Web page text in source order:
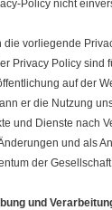
Policy nicht
die vorliegende
Privacy Policy sind
auf der
er die Nutzung
und Dienste nach
und als
der
und